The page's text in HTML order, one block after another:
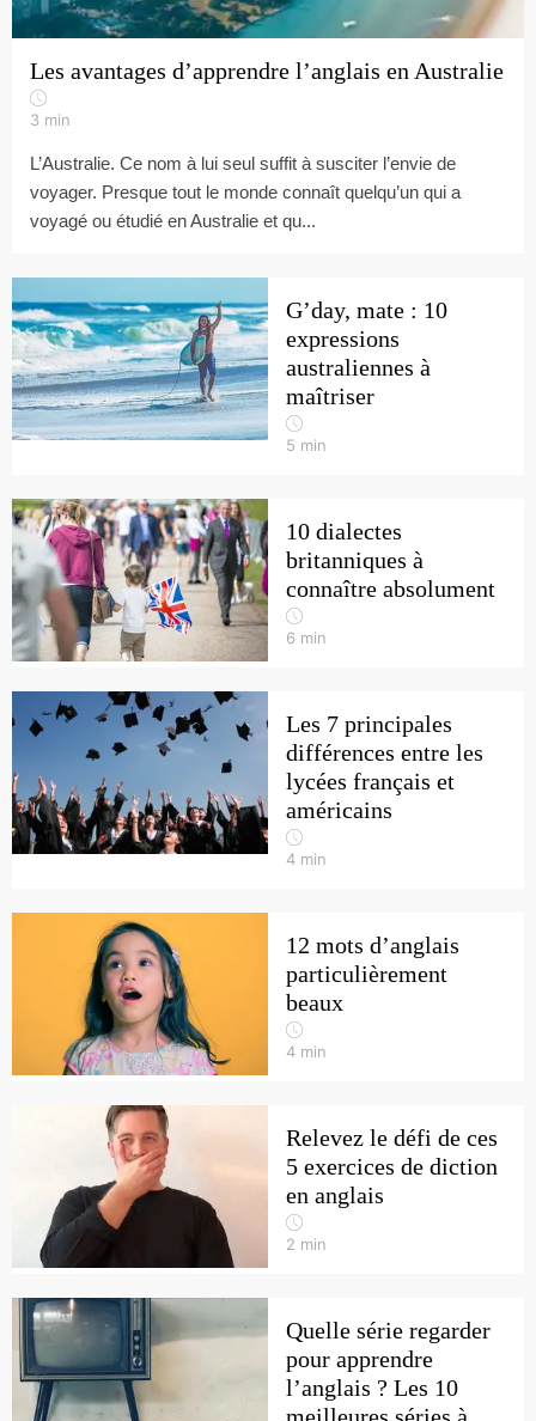
Les avantages d’apprendre l’anglais en Australie
3 min
L’Australie. Ce nom à lui seul suffit à susciter l’envie de
voyager. Presque tout le monde connaît quelqu’un qui a
voyagé ou étudié en Australie et qu...
G’day, mate : 10
expressions
australiennes à
maîtriser
5 min
10 dialectes
britanniques à
connaître absolument
6 min
Les 7 principales
différences entre les
lycées français et
américains
4 min
12 mots d’anglais
particulièrement
beaux
4 min
Relevez le défi de ces
5 exercices de diction
en anglais
2 min
Quelle série regarder
pour apprendre
l’anglais ? Les 10